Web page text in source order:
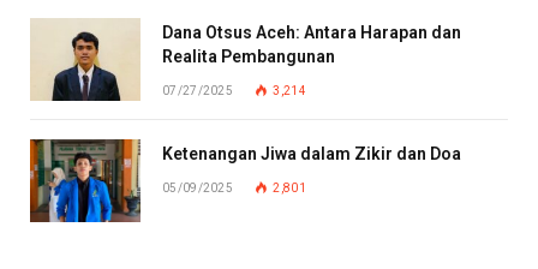
Dana Otsus Aceh: Antara Harapan dan
Realita Pembangunan
07/27/2025 3,214
Ketenangan Jiwa dalam Zikir dan Doa
05/09/2025 2,801